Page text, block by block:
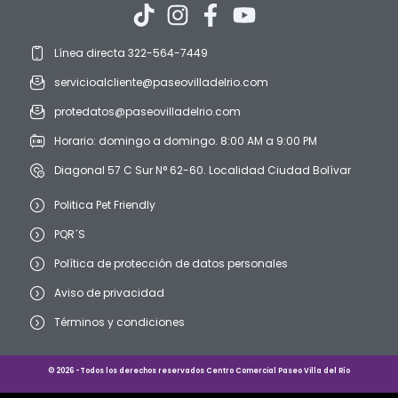
Línea directa 322-564-7449
servicioalcliente@paseovilladelrio.com
protedatos@paseovilladelrio.com
Horario: domingo a domingo. 8:00 AM a 9:00 PM
Diagonal 57 C Sur N° 62-60. Localidad Ciudad Bolívar
Politica Pet Friendly
PQR´S
Política de protección de datos personales
Aviso de privacidad
Términos y condiciones
© 2026 -Todos los derechos reservados Centro Comercial Paseo Villa del Río